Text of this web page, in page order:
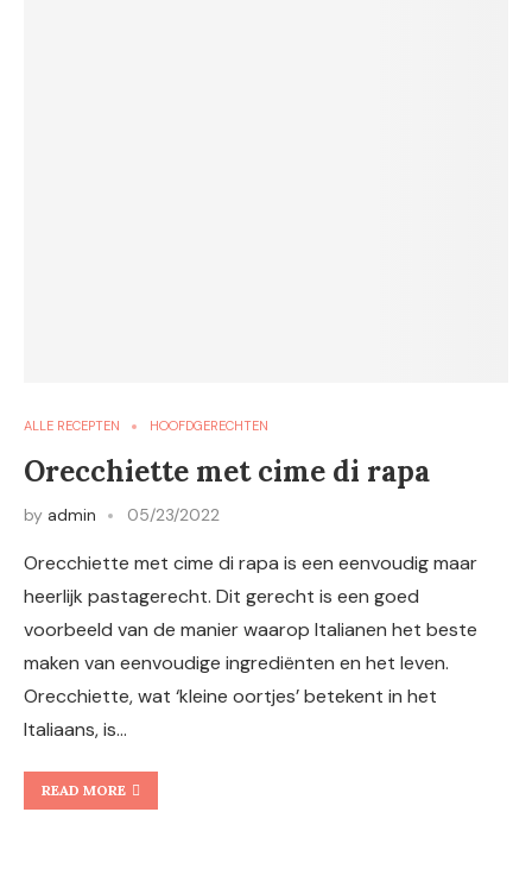
ALLE RECEPTEN HOOFDGERECHTEN
Orecchiette met cime di rapa
by admin 05/23/2022
Orecchiette met cime di rapa is een eenvoudig maar
heerlijk pastagerecht. Dit gerecht is een goed
voorbeeld van de manier waarop Italianen het beste
maken van eenvoudige ingrediënten en het leven.
Orecchiette, wat ‘kleine oortjes’ betekent in het
Italiaans, is…
READ MORE